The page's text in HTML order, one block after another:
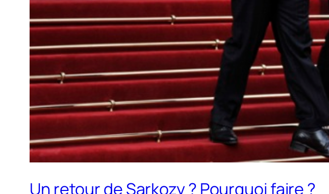
Un retour de Sarkozy ? Pourquoi faire ?